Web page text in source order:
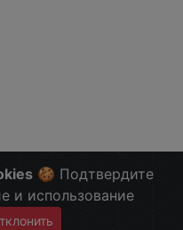
🍪 Подтвердите
и использование